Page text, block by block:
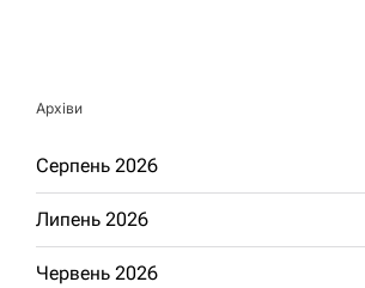
Архіви
Серпень 2026
Липень 2026
Червень 2026